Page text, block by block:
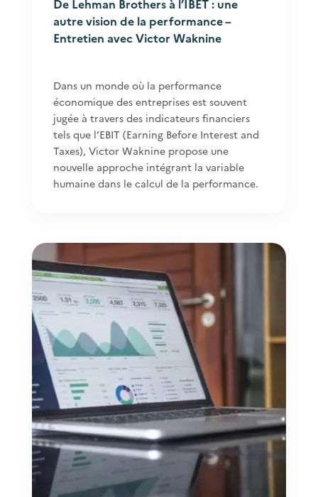
De Lehman Brothers à l’IBET : une
autre vision de la performance –
Entretien avec Victor Waknine
Dans un monde où la performance
économique des entreprises est souvent
jugée à travers des indicateurs financiers
tels que l’EBIT (Earning Before Interest and
Taxes), Victor Waknine propose une
nouvelle approche intégrant la variable
humaine dans le calcul de la performance.